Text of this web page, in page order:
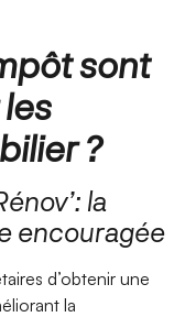
sont
?
la
encouragée
d’obtenir une
la